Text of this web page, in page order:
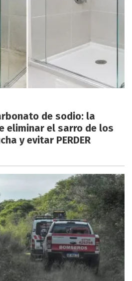
de sodio: la
eliminar el sarro de los
y evitar PERDER